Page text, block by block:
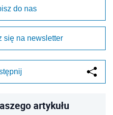
do nas
się na newsletter
artykułu